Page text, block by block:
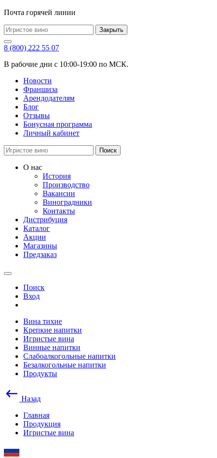
Почта горячей линии
Закрыть
8 (800) 222 55 07
В рабочие дни с 10:00-19:00 по МСК.
Новости
Франшиза
Арендодателям
Блог
Отзывы
Бонусная программа
Личный кабинет
Поиск
О нас
История
Производство
Вакансии
Виноградники
Контакты
Дистрибуция
Каталог
Акции
Магазины
Предзаказ
Поиск
Вход
Вина тихие
Крепкие напитки
Игристые вина
Винные напитки
Слабоалкогольные напитки
Безалкогольные напитки
Продукты
Назад
Главная
Продукция
Игристые вина